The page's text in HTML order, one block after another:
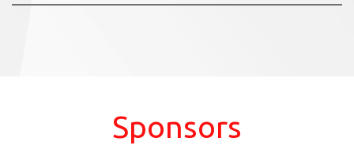
Sponsors